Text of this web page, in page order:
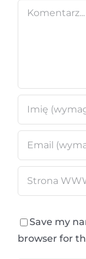
Comment
Save my
browser for